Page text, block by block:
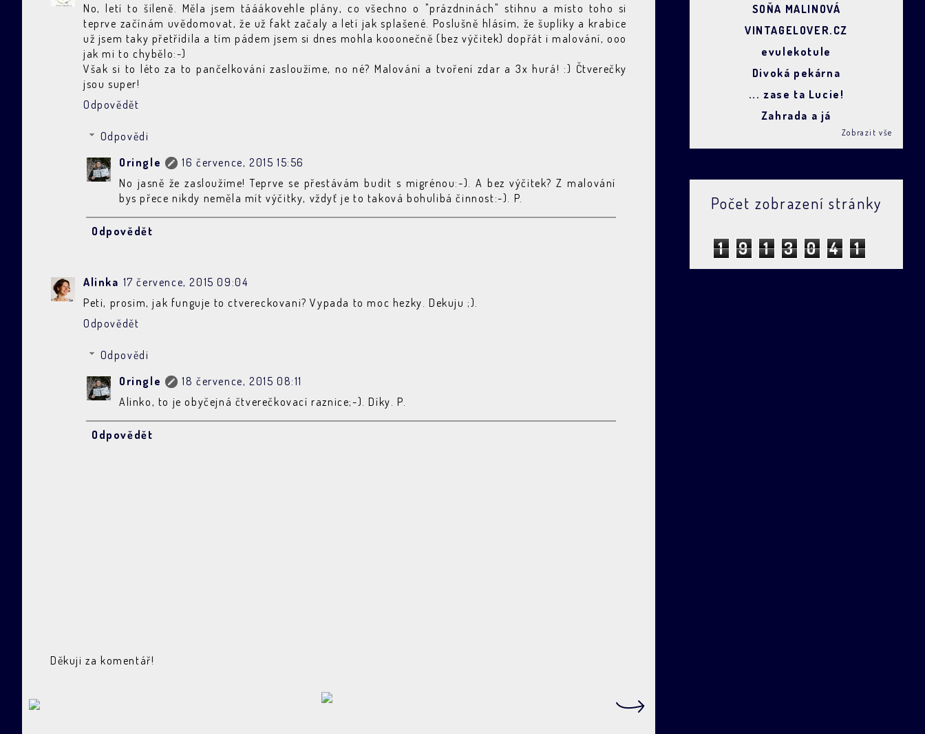
No, letí to šíleně. Měla jsem tááákovehle plány, co všechno o "prázdninách" stihnu a místo toho si
teprve začínám uvědomovat, že už fakt začaly a letí jak splašené. Poslušně hlásím, že šuplíky a krabice
už jsem taky přetřídila a tím pádem jsem si dnes mohla kooonečně (bez výčitek) dopřát i malování, ooo
jak mi to chybělo:-)
Však si to léto za to pančelkování zasloužíme, no né? Malování a tvoření zdar a 3x hurá! :) Čtverečky
jsou super!
Odpovědět
Odpovědi
Oringle
16 července, 2015 15:56
No jasně že zasloužíme! Teprve se přestávám budit s migrénou:-). A bez výčitek? Z malování
bys přece nikdy neměla mít výčitky, vždyť je to taková bohulibá činnost:-). P.
Odpovědět
Alinka 17 července, 2015 09:04
Peti, prosim, jak funguje to ctvereckovani? Vypada to moc hezky. Dekuju ;).
Odpovědět
Odpovědi
Oringle
18 července, 2015 08:11
Alinko, to je obyčejná čtverečkovací raznice;-). Díky. P.
Odpovědět
Děkuji za komentář!
SOŇA MALINOVÁ
VINTAGELOVER.CZ
evulekotule
Divoká pekárna
... zase ta Lucie!
Zahrada a já
Zobrazit vše
Počet zobrazení stránky
1 9 1 3 0 4 1